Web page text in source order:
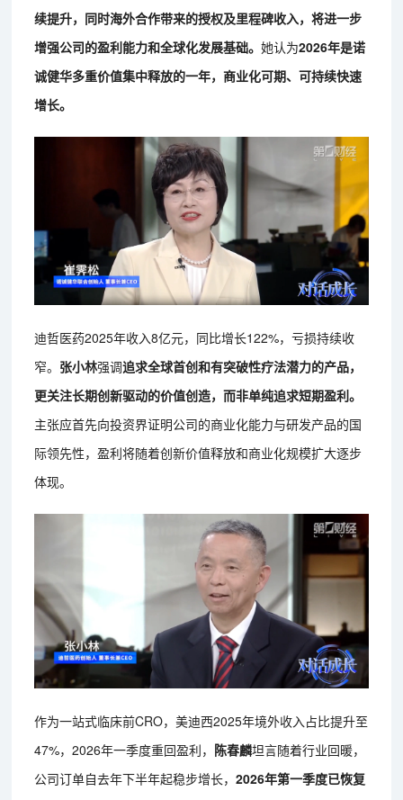
续提升，同时海外合作带来的授权及里程碑收入，将进一步
增强公司的盈利能力和全球化发展基础。她认为2026年是诺
诚健华多重价值集中释放的一年，商业化可期、可持续快速
增长。
迪哲医药2025年收入8亿元，同比增长122%，亏损持续收
窄。 张小林强调追求全球首创和有突破性疗法潜力的产品，
更关注长期创新驱动的价值创造，而非单纯追求短期盈利。
主张应首先向投资界证明公司的商业化能力与研发产品的国
际领先性，盈利将随着创新价值释放和商业化规模扩大逐步
体现。
作为一站式临床前CRO，美迪西2025年境外收入占比提升至
47%，2026年一季度重回盈利， 陈春麟坦言随着行业回暖，
公司订单自去年下半年起稳步增长，2026年第一季度已恢复